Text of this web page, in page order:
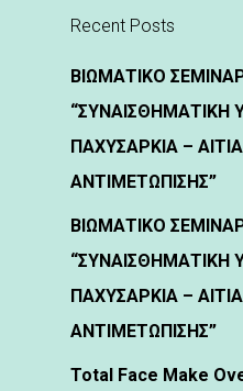
Recent Posts
ΒΙΩΜΑΤΙΚΟ
“ΣΥΝΑΙΣΘΗΜΑΤΙΚΗ
ΠΑΧΥΣΑΡΚΙΑ –
ΑΝΤΙΜΕΤΩΠΙΣΗΣ”
ΒΙΩΜΑΤΙΚΟ
“ΣΥΝΑΙΣΘΗΜΑΤΙΚΗ
ΠΑΧΥΣΑΡΚΙΑ –
ΑΝΤΙΜΕΤΩΠΙΣΗΣ”
Total Face Make